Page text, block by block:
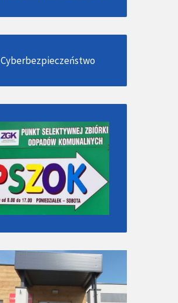
Cyberbezpieczeństwo